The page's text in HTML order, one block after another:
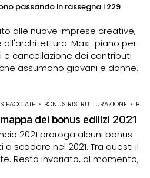
passando in rassegna i 229
alle nuove imprese creative,
Maxi-piano per
e cancellazione dei contributi
assumono giovani e donne.
FACCIATE • BONUS RISTRUTTURAZIONE • BONUS VERDE
dei bonus edilizi 2021
2021 proroga alcuni bonus
scadere nel 2021. Tra questi il
Resta invariato, al momento,